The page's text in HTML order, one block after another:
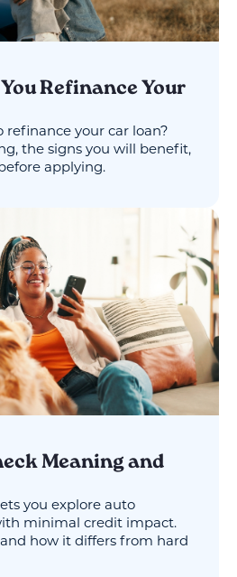
Refinance Your
your car loan?
the signs you will benefit,
applying.
Meaning and
you explore auto
minimal credit impact.
how it differs from hard